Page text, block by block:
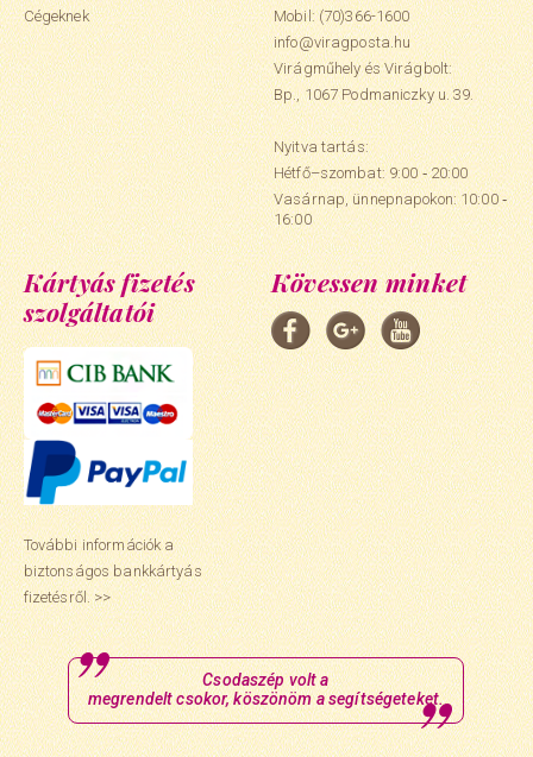
Cégeknek
Mobil:(70)366-1600
info@viragposta.hu
Virágműhely és Virágbolt:
Bp., 1067 Podmaniczky u. 39.
Nyitva tartás:
Hétfő–szombat: 9:00 ‑ 20:00
Vasárnap, ünnepnapokon: 10:00 ‑
16:00
Kártyás fizetés
szolgáltatói
További információk a
biztonságos bankkártyás
fizetésről. >>
Kövessen minket
Csodaszép volt a
megrendelt csokor, köszönöm a segítségeteket.